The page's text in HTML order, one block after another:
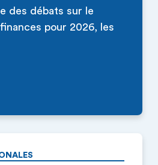
des débats sur le
pour 2026, les